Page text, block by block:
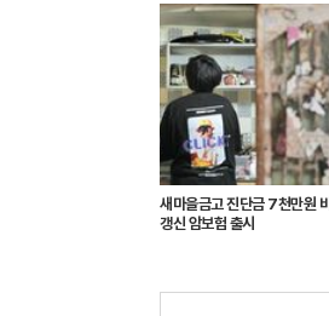
새마을금고 진단금 7천만원 비
갱신 암보험 출시